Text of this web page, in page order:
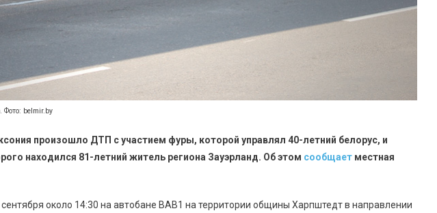
Фото: belmir.by
произошло ДТП с участием фуры, которой управлял 40-летний белорус, и
находился 81-летний житель региона Зауэрланд. Об этом сообщает местная
около 14:30 на автобане BAB1 на территории общины Харпштедт в направлении